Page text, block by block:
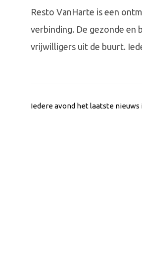
Resto VanHarte is een
verbinding. De gezonde en
vrijwilligers uit de buurt.
Iedere avond het laatste nieuws